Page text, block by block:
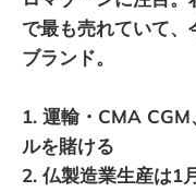
で最も売れていて
ブランド。
1. 運輸・CMA
ルを賭ける
2. 仏製造業生産は1